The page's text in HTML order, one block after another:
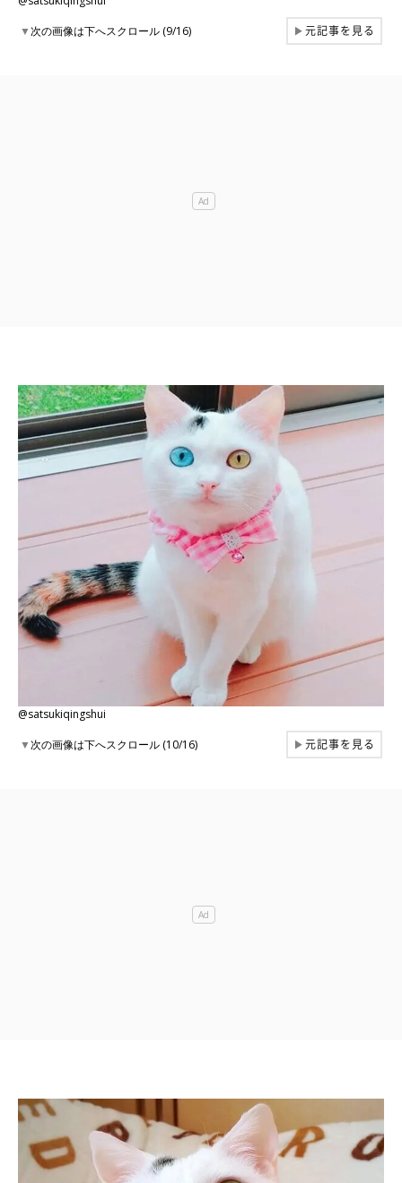
▼次の画像は下へスクロール (9/16) ▶元記事を見る
@satsukiqingshui
▼次の画像は下へスクロール (10/16) ▶元記事を見る